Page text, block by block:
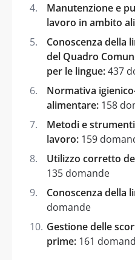
Manutenzione e
lavoro in ambito
Conoscenza della
del Quadro
per le lingue:437
Normativa
alimentare: 158
Metodi e
lavoro: 159
Utilizzo corretto
135 domande
Conoscenza della
domande
Gestione delle
prime: 161